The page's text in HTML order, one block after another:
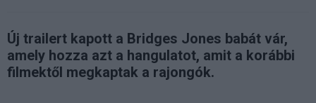
Új trailert kapott a Bridges Jones babát vár,
amely hozza azt a hangulatot, amit a korábbi
filmektől megkaptak a rajongók.